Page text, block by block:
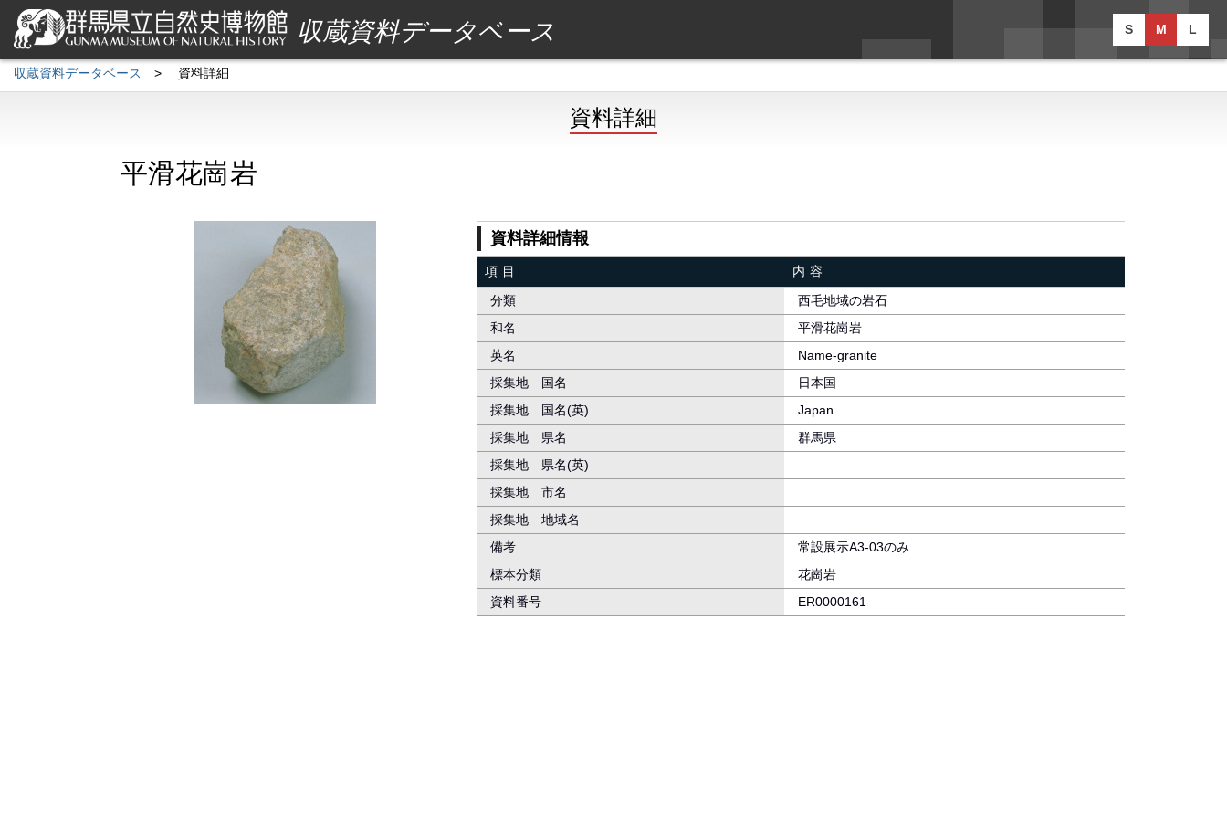
S M L
収蔵資料データベース
収蔵資料データベース > 資料詳細
資料詳細
平滑花崗岩
資料詳細情報
項目
内容
分類
西毛地域の岩石
和名
平滑花崗岩
英名
Name-granite
採集地 国名
日本国
採集地 国名(英)
Japan
採集地 県名
群馬県
採集地 県名(英)
採集地 市名
採集地 地域名
備考
常設展示A3-03のみ
標本分類
花崗岩
資料番号
ER0000161